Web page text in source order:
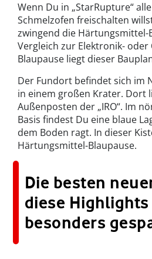
Wenn Du in „StarRupture“
Schmelzofen freischalten
zwingend die Härtungsmittel-
Vergleich zur Elektronik- oder
Blaupause liegt dieser
Der Fundort befindet sich im
in einem großen Krater. Dort
Außenposten der „IRO“. Im
Basis findest Du eine blaue
dem Boden ragt. In dieser
Härtungsmittel-Blaupause.
Die besten
diese
besonders